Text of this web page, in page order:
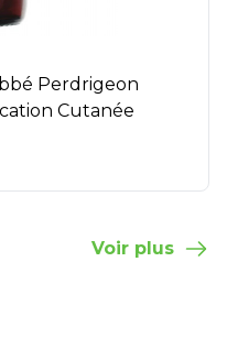
Perdrigeon
Cutanée
Voir plus